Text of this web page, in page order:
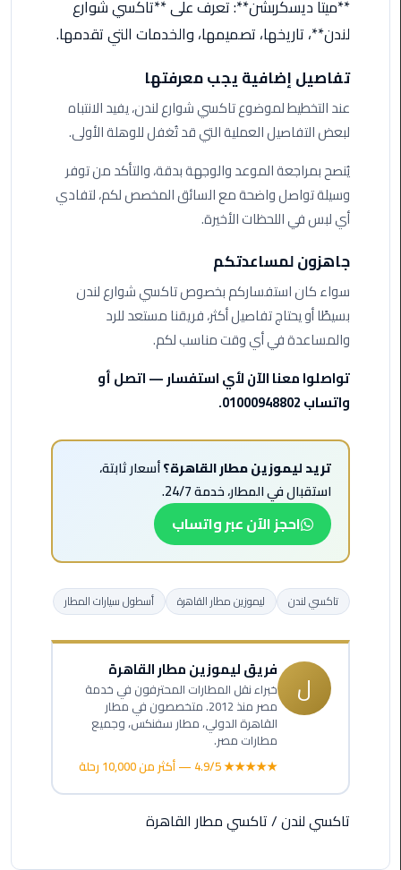
ليموزين
القاهرة
اسكندرية
العاصمة
ليموزين
العرب
تاكسي
ليموزين
تاكسي
اسكندريه
ليموزين
دمياط
من
**ميتا ديسكربشن**: تعرف على **تاكسي شوارع
لندن**، تاريخها، تصميمها، والخدمات التي تقدمها.
تفاصيل إضافية يجب معرفتها
عند التخطيط لموضوع تاكسي شوارع لندن، يفيد الانتباه
لبعض التفاصيل العملية التي قد تُغفل للوهلة الأولى.
يُنصح بمراجعة الموعد والوجهة بدقة، والتأكد من توفر
وسيلة تواصل واضحة مع السائق المخصص لكم، لتفادي
أي لبس في اللحظات الأخيرة.
جاهزون لمساعدتكم
سواء كان استفساركم بخصوص تاكسي شوارع لندن
بسيطًا أو يحتاج تفاصيل أكثر، فريقنا مستعد للرد
والمساعدة في أي وقت مناسب لكم.
تواصلوا معنا الآن لأي استفسار — اتصل أو
واتساب 01000948802.
تريد ليموزين مطار القاهرة؟أسعار ثابتة،
استقبال في المطار، خدمة 24/7.
احجز الآن عبر واتساب
تاكسي لندن ليموزين مطار القاهرة أسطول سيارات المطار
ل فريق ليموزين مطار القاهرة
خبراء نقل المطارات المحترفون في خدمة
مصر منذ 2012. متخصصون في مطار
القاهرة الدولي، مطار سفنكس، وجميع
مطارات مصر.
★★★★★ 4.9/5 — أكثر من 10,000 رحلة
تاكسي لندن/تاكسي مطار القاهرة